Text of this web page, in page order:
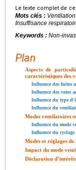
Le texte complet de
Mots clés :
Insuffisance
Keywords : Non-
Plan
Aspects de
caractéristiques des
Influence des fuites
Influence des voies
Influence du type
Influence du
Modes ventilatoires
Influence du mode
Influence du
Modes et réglages
Impact du mode
Déclaration